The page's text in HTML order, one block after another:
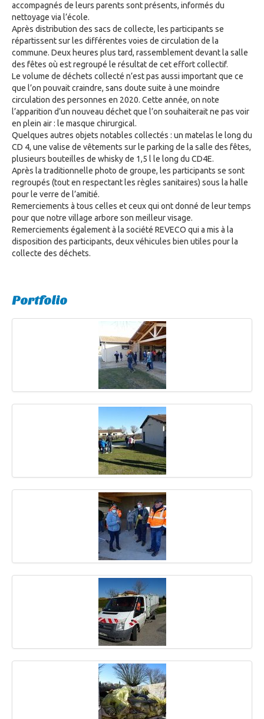
accompagnés de leurs parents sont présents, informés du
nettoyage via l’école.
Après distribution des sacs de collecte, les participants se
répartissent sur les différentes voies de circulation de la
commune. Deux heures plus tard, rassemblement devant la salle
des fêtes où est regroupé le résultat de cet effort collectif.
Le volume de déchets collecté n’est pas aussi important que ce
que l’on pouvait craindre, sans doute suite à une moindre
circulation des personnes en 2020. Cette année, on note
l’apparition d’un nouveau déchet que l’on souhaiterait ne pas voir
en plein air : le masque chirurgical.
Quelques autres objets notables collectés : un matelas le long du
CD 4, une valise de vêtements sur le parking de la salle des fêtes,
plusieurs bouteilles de whisky de 1,5 l le long du CD4E.
Après la traditionnelle photo de groupe, les participants se sont
regroupés (tout en respectant les règles sanitaires) sous la halle
pour le verre de l’amitié.
Remerciements à tous celles et ceux qui ont donné de leur temps
pour que notre village arbore son meilleur visage.
Remerciements également à la société REVECO qui a mis à la
disposition des participants, deux véhicules bien utiles pour la
collecte des déchets.
Portfolio